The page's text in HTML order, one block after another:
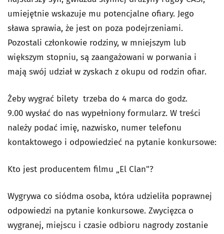
umiejętnie wskazuje mu potencjalne ofiary. Jego
sława sprawia, że jest on poza podejrzeniami.
Pozostali członkowie rodziny, w mniejszym lub
większym stopniu, są zaangażowani w porwania i
mają swój udział w zyskach z okupu od rodzin ofiar.
Żeby wygrać bilety trzeba do 4 marca do godz.
9.00 wysłać do nas wypełniony formularz. W treści
należy podać imię, nazwisko, numer telefonu
kontaktowego i odpowiedzieć na pytanie konkursowe:
Kto jest producentem filmu „El Clan"?
Wygrywa co siódma osoba, która udzieliła poprawnej
odpowiedzi na pytanie konkursowe. Zwycięzca o
wygranej, miejscu i czasie odbioru nagrody zostanie